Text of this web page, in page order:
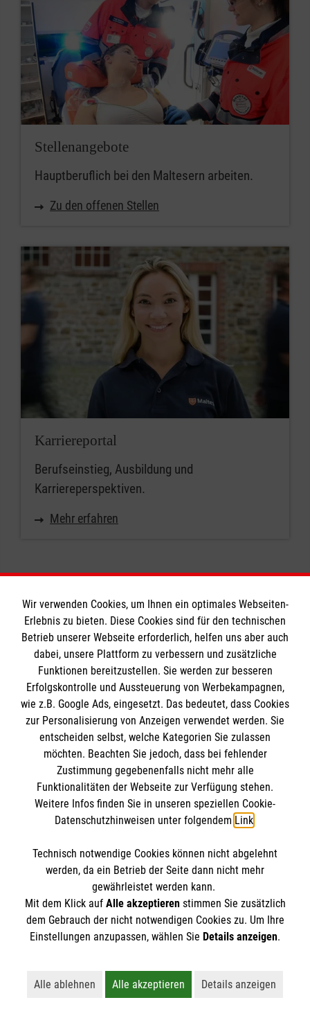
Stellenangebote
Hauptberuflich bei den Maltesern arbeiten.
Zu den offenen Stellen
Karriereportal
Berufseinstieg, Ausbildung und
Karriereperspektiven.
Mehr erfahren
Informationen
Impressum
Datenschutz
Kontakt
Barrierefreiheit
Die Malteser
Malteser in Deutschland
Malteserorden
Sharepoint
Spendenkonto
IBAN: DE43 3706 0120 1201 2163 93
BIC: GENODED1PA7
So finden Sie uns
Karl-Schurz-Straße 30
33100 Paderborn
Email:info.paderborn@malteser.org
Der Malteser Hilfsdienst e.V. ist als eingetragene
Gewerbesteuer befreit.
Wir verwenden Cookies, um Ihnen ein optimales Webseiten-
Erlebnis zu bieten. Diese Cookies sind für den technischen
Betrieb unserer Webseite erforderlich, helfen uns aber auch
dabei, unsere Plattform zu verbessern und zusätzliche
Funktionen bereitzustellen. Sie werden zur besseren
Erfolgskontrolle und Aussteuerung von Werbekampagnen,
wie z.B. Google Ads, eingesetzt. Das bedeutet, dass Cookies
zur Personalisierung von Anzeigen verwendet werden. Sie
entscheiden selbst, welche Kategorien Sie zulassen
möchten. Beachten Sie jedoch, dass bei fehlender
Zustimmung gegebenenfalls nicht mehr alle
Funktionalitäten der Webseite zur Verfügung stehen.
Weitere Infos finden Sie in unseren speziellen Cookie-
Datenschutzhinweisen unter folgendem Link.
Technisch notwendige Cookies können nicht abgelehnt
werden, da ein Betrieb der Seite dann nicht mehr
gewährleistet werden kann.
Mit dem Klick auf Alle akzeptierenstimmen Sie zusätzlich
dem Gebrauch der nicht notwendigen Cookies zu. Um Ihre
Einstellungen anzupassen, wählen Sie Details anzeigen.
Alle ablehnen
Lehnt alle nicht-essentiellen Cookies ab
Alle akzeptieren
Akzeptiert alle Cookies
Details anzeigen